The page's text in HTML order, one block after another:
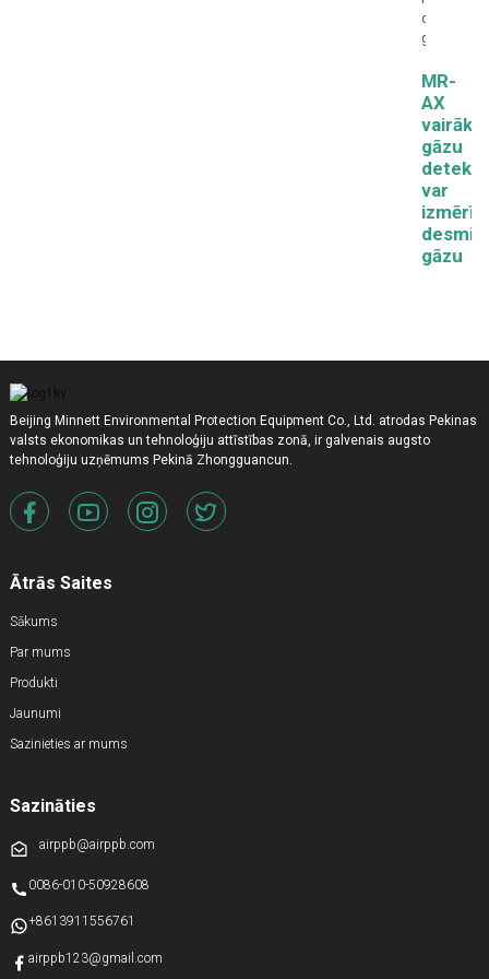
MR-
AX
vairāku
gāzu
var
izmērīt
gāzu
Beijing Minnett Environmental Protection Equipment Co., Ltd. atrodas Pekinas
valsts ekonomikas un tehnoloģiju attīstības zonā, ir galvenais augsto
tehnoloģiju uzņēmums Pekinā Zhongguancun.
Ātrās Saites
Sākums
Par mums
Produkti
Jaunumi
Sazinieties ar mums
Sazināties
airppb@airppb.com
0086-010-50928608
+8613911556761
airppb123@gmail.com